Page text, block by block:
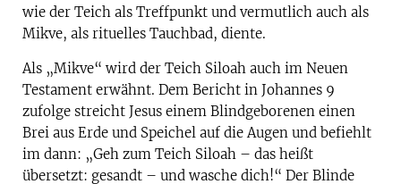
wie der Teich als Treffpunkt und vermutlich auch als
Mikve, als rituelles Tauchbad, diente.
Als „Mikve“ wird der Teich Siloah auch im Neuen
Testament erwähnt. Dem Bericht in Johannes 9
zufolge streicht Jesus einem Blindgeborenen einen
Brei aus Erde und Speichel auf die Augen und befiehlt
im dann: „Geh zum Teich Siloah – das heißt
übersetzt: gesandt – und wasche dich!“ Der Blinde